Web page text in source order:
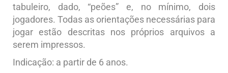
tabuleiro, dado, “peões” e, no mínimo, dois
jogadores. Todas as orientações necessárias para
jogar estão descritas nos próprios arquivos a
serem impressos.
Indicação: a partir de 6 anos.